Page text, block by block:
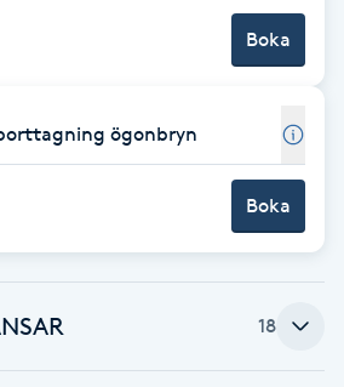
Boka
ögonbryn
Boka
18